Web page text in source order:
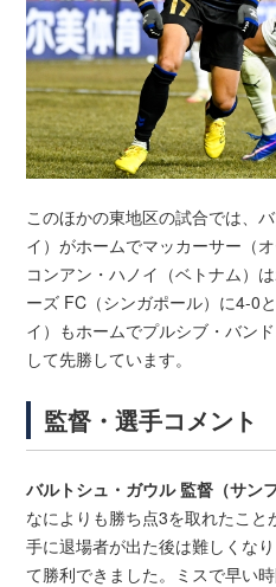
このほかの東地区の試合では、
イ）がホームでマッカーサー（
コンアン・ハノイ（ベトナム）
ーズ FC（シンガポール）に4-0
イ）もホームでプルシブ・バン
して先勝しています。
監督・選手コメント
バルトシュ・ガウル 監督（サン
なによりも勝ち点3を取れたこ
手に退場者が出た後は難しくな
て勝利できました。ミスで早い